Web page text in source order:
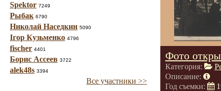
Spektor 7249
Рыбак 6790
Николай Наседкин 5090
Ігор Кузьменко 4796
fischer 4401
Борис Ассеев 3722
alek48s 3394
Все участники >>
Фото
Категория:
Описание:
Год съемки: